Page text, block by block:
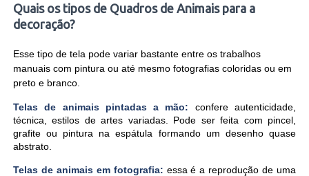
Quais os tipos de Quadros de Animais para a
decoração?
Esse tipo de tela pode variar bastante entre os trabalhos
manuais com pintura ou até mesmo fotografias coloridas ou em
preto e branco.
Telas de animais pintadas a mão: confere autenticidade,
técnica, estilos de artes variadas. Pode ser feita com pincel,
grafite ou pintura na espátula formando um desenho quase
abstrato.
Telas de animais em fotografia: essa é a reprodução de uma